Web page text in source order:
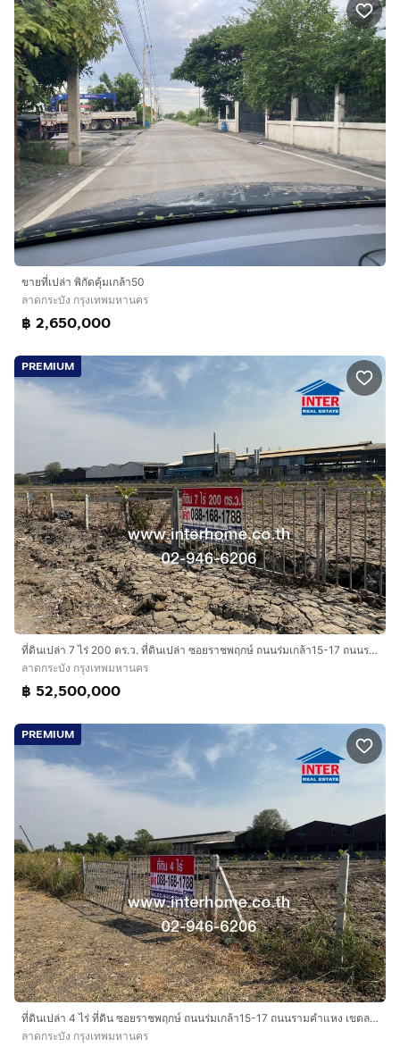
ขายที่เปล่า พิกัดคุ้มเกล้า50
ลาดกระบัง กรุงเทพมหานคร
฿ 2,650,000
PREMIUM
ที่ดินเปล่า 7 ไร่ 200 ตร.ว. ที่ดินเปล่า ซอยราชพฤกษ์ ถนนร่มเกล้า15-17 ถนนรามคำแหง เขตลาดกระบัง กรุงเทพมหานคร
ลาดกระบัง กรุงเทพมหานคร
฿ 52,500,000
PREMIUM
ที่ดินเปล่า 4 ไร่ ที่ดิน ซอยราชพฤกษ์ ถนนร่มเกล้า15-17 ถนนรามคำแหง เขตลาดกระบัง กรุงเทพมหานคร
ลาดกระบัง กรุงเทพมหานคร